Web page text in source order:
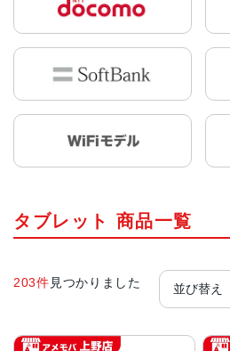
タブレット 商品一覧
203件 見つかりました